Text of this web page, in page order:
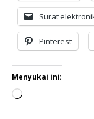
Surat
Pinterest
Menyukai ini: